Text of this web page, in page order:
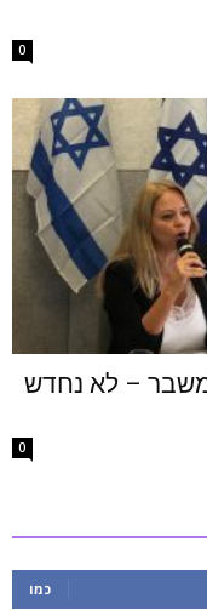
0
למשבר – לא נחדש
0
כמו